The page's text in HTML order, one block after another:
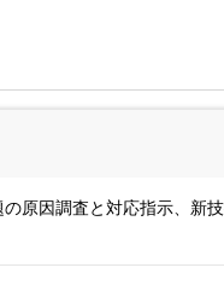
原因調査と対応指示、新